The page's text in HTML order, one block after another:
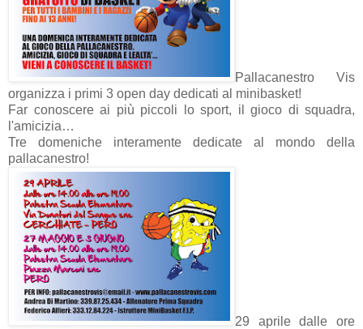
Pallacanestro Vis
organizza i primi 3 open day dedicati al minibasket!
Far conoscere ai più piccoli lo sport, il gioco di squadra,
l'amicizia…
Tre domeniche interamente dedicate al mondo della
pallacanestro!
29 aprile dalle ore